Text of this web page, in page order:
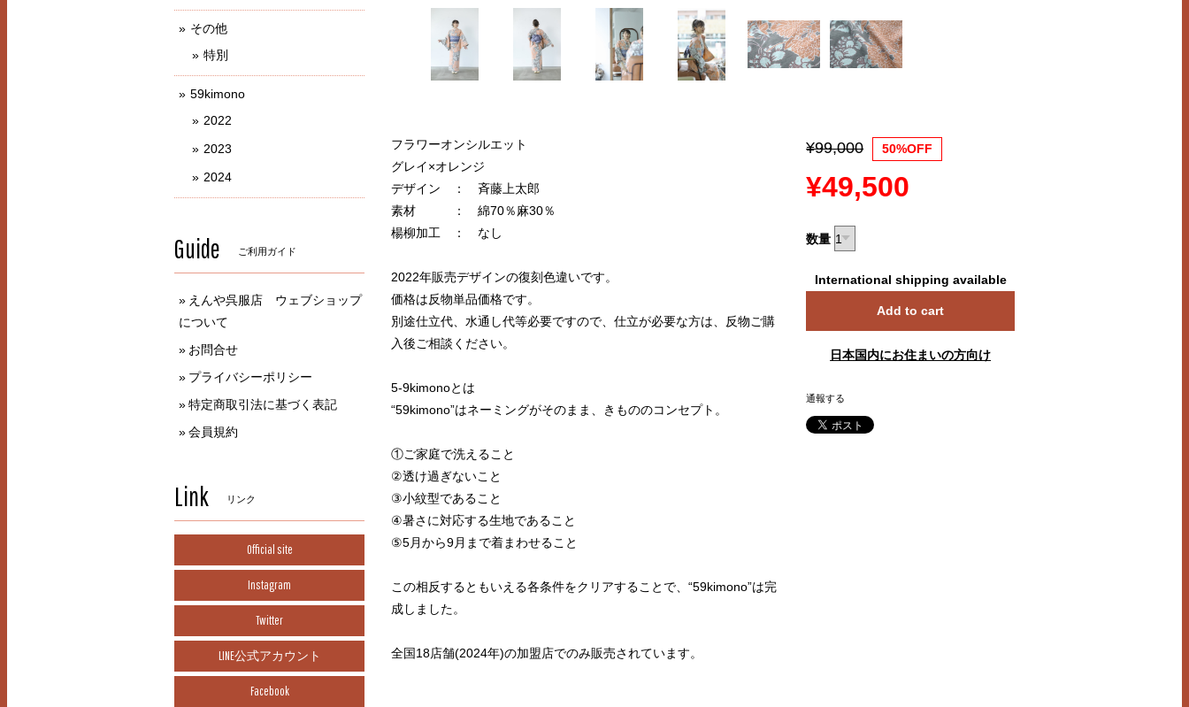
フラワーオンシルエット
グレイ×オレンジ
デザイン ： 斉藤上太郎
素材 ： 綿70％麻30％
楊柳加工 ： なし
2022年販売デザインの復刻色違いです。
価格は反物単品価格です。
別途仕立代、水通し代等必要ですので、仕立が必要な方は、反物ご購
入後ご相談ください。
5-9kimonoとは
“59kimono”はネーミングがそのまま、きもののコンセプト。
①ご家庭で洗えること
②透け過ぎないこと
③小紋型であること
④暑さに対応する生地であること
⑤5月から9月まで着まわせること
この相反するともいえる各条件をクリアすることで、“59kimono”は完
成しました。
全国18店舗(2024年)の加盟店でのみ販売されています。
¥99,000 50%OFF
¥49,500
数量
International shipping available
Add to cart
日本国内にお住まいの方向け
通報する
その他
特別
59kimono
2022
2023
2024
Guide ご利用ガイド
えんや呉服店 ウェブショップ
について
お問合せ
プライバシーポリシー
特定商取引法に基づく表記
会員規約
Link リンク
Official site
Instagram
Twitter
LINE公式アカウント
Facebook